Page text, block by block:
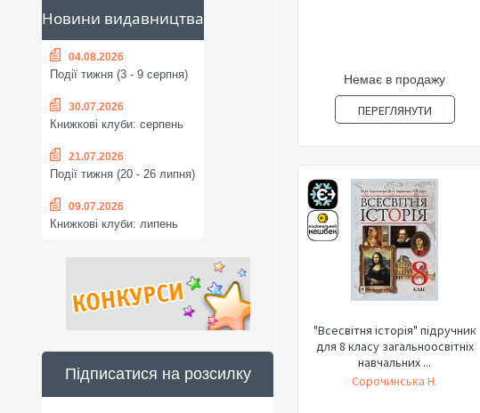
Новини видавництва
04.08.2026
Події тижня (3 - 9 серпня)
30.07.2026
Книжкові клуби: серпень
21.07.2026
Події тижня (20 - 26 липня)
09.07.2026
Книжкові клуби: липень
Підписатися на розсилку
Немає в продажу
ПЕРЕГЛЯНУТИ
"Всесвітня історія" підручник
для 8 класу загальноосвітніх
навчальних ...
Сорочинська Н.